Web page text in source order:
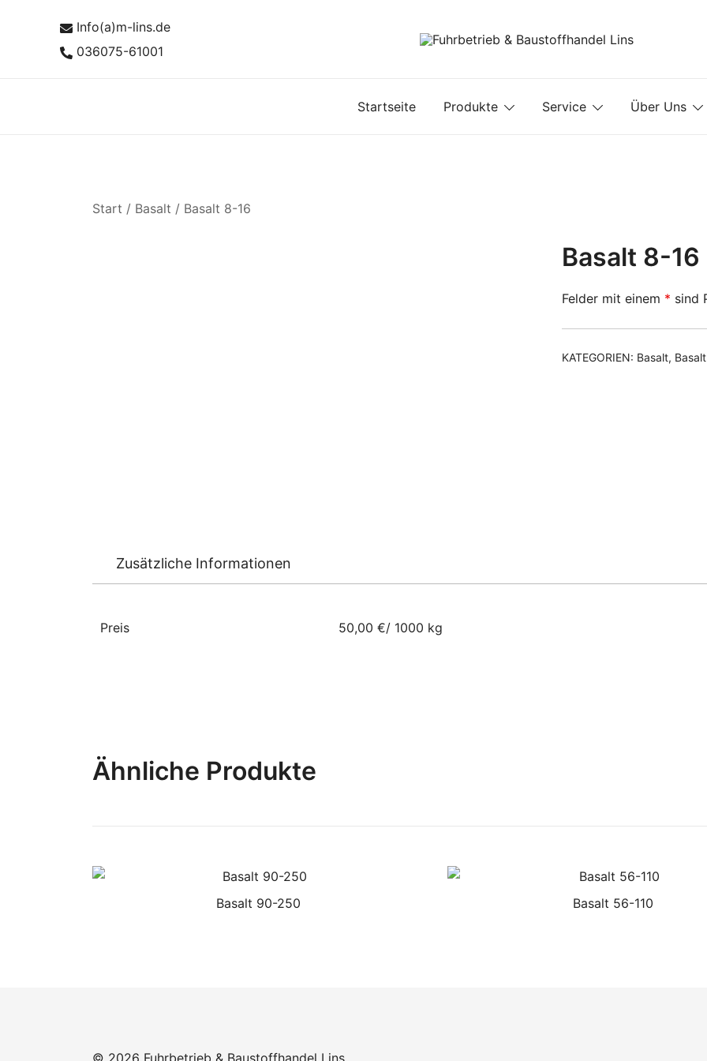
Info(a)m-lins.de
036075-61001
Startseite Produkte Service Über Uns
Start / Basalt / Basalt 8-16
Basalt 8-16
Felder mit einem * sind
KATEGORIEN: Basalt,
Zusätzliche Informationen
Preis 50,00 €/ 1000 kg
Ähnliche Produkte
Basalt 90-250 Basalt 56-110